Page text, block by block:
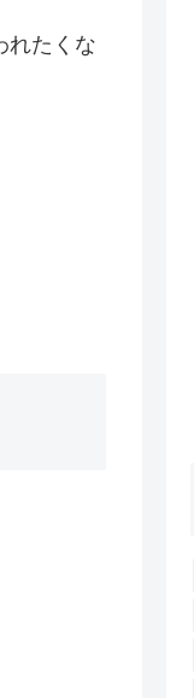
れたくな